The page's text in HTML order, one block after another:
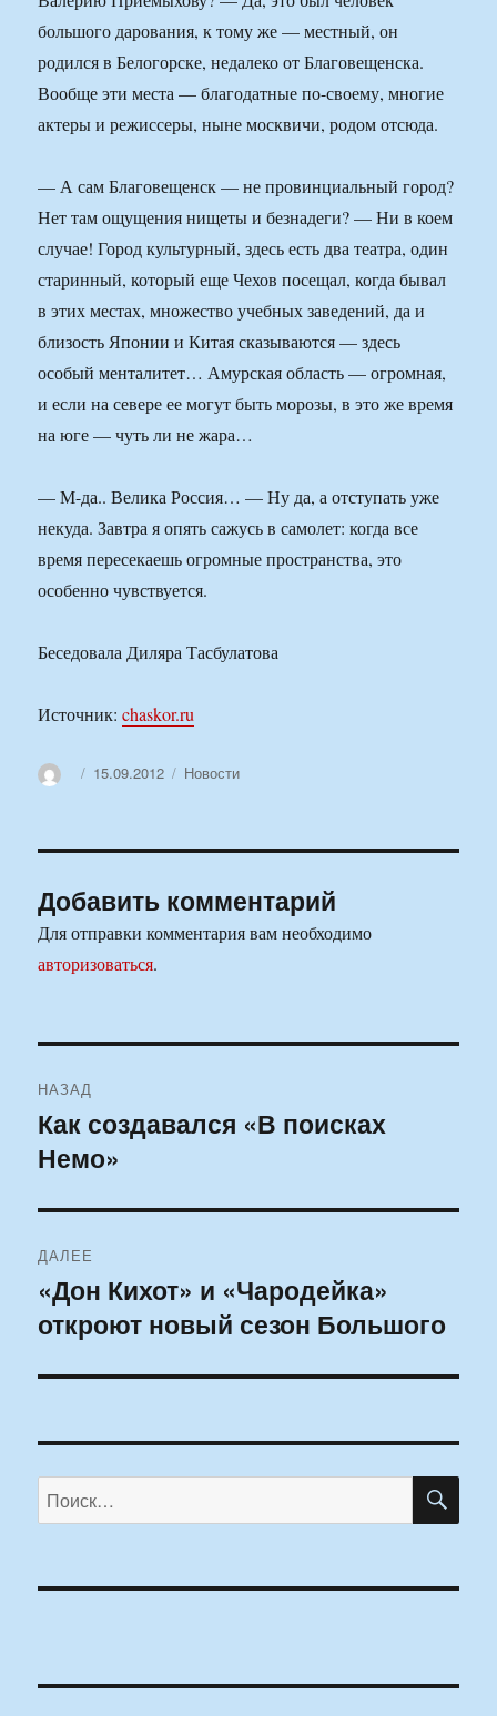
большого дарования, к тому же — местный, он
родился в Белогорске, недалеко от Благовещенска.
Вообще эти места — благодатные по-своему, многие
актеры и режиссеры, ныне москвичи, родом отсюда.
— А сам Благовещенск — не провинциальный город?
Нет там ощущения нищеты и безнадеги? — Ни в коем
случае! Город культурный, здесь есть два театра, один
старинный, который еще Чехов посещал, когда бывал
в этих местах, множество учебных заведений, да и
близость Японии и Китая сказываются — здесь
особый менталитет… Амурская область — огромная,
и если на севере ее могут быть морозы, в это же время
на юге — чуть ли не жара…
— М-да.. Велика Россия… — Ну да, а отступать уже
некуда. Завтра я опять сажусь в самолет: когда все
время пересекаешь огромные пространства, это
особенно чувствуется.
Беседовала Диляра Тасбулатова
Источник:chaskor.ru
АвторОпубликовано
15.09.2012 Рубрики
Новости
Добавить комментарий
Для отправки комментария вам необходимо
авторизоваться.
по
записям
НАЗАД
Предыдущая
запись:
Как создавался «В поисках
Немо»
ДАЛЕЕ
Следующая
запись:
«Дон Кихот» и «Чародейка»
откроют новый сезон Большого
Искать: